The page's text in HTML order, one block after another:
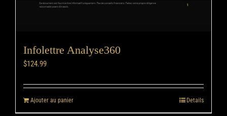
Infolettre Analyse360
$124.99
Ajouter au panier Details